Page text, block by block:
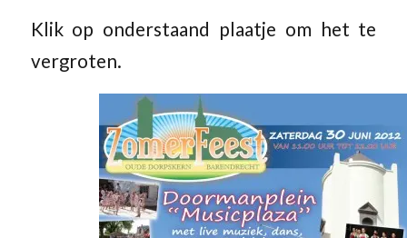
Klik op onderstaand plaatje om het te
vergroten.